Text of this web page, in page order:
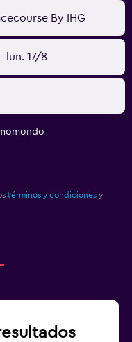
By IHG
lun. 17/8
términos y condiciones y